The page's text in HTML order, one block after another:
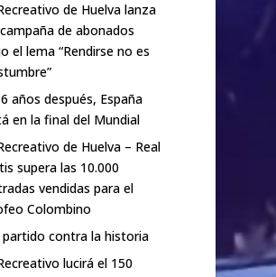
de Huelva lanza
de abonados
el lema “Rendirse no es
años después, España
en la final del Mundial
de Huelva – Real
supera las 10.000
vendidas para el
Colombino
partido contra la historia
lucirá el 150